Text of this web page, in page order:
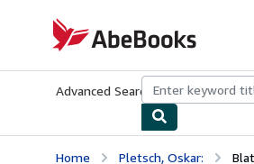
AbeBooks.com
Advanced Search Browse
Home Pletsch, Oskar: